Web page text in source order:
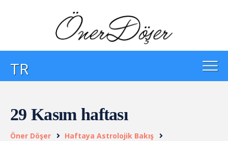
TR
29 Kasım haftası
Öner Döşer
Haftaya Astrolojik Bakış